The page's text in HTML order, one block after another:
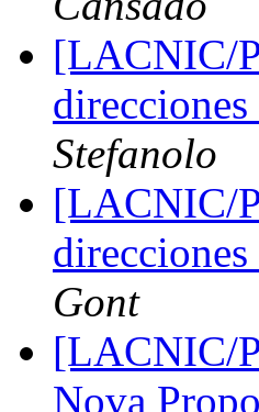
[LACNIC/
Stefanolo
[LACNIC/
Gont
[LACNIC/
Nova